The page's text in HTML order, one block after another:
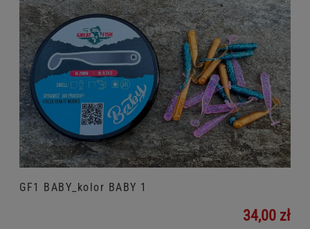
GF1 BABY_kolor BABY 1
34,00 zł